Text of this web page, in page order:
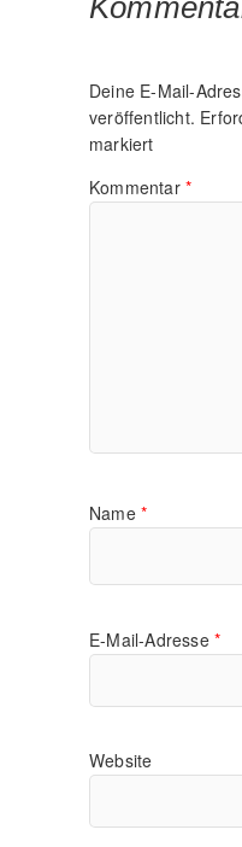
Deine E-Mail-
veröffentlicht.
markiert
Kommentar *
Name *
E-Mail-Adresse *
Website